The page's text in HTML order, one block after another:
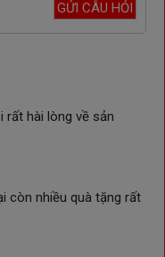
rất hài lòng về sản
còn nhiều quà tặng rất